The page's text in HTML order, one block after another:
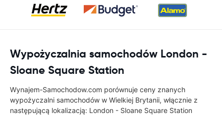
Wypożyczalnia samochodów London -
Sloane Square Station
Wynajem-Samochodow.com porównuje ceny znanych
wypożyczalni samochodów w Wielkiej Brytanii, włącznie z
następującą lokalizacją: London - Sloane Square Station